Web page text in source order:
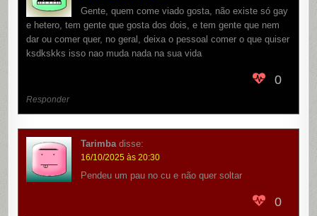
Gente, quem come viado gosta, não existe só gay
e hetero, tem gente que gosta dos dois, e tem gente que nem
dar ou comer quer, no geral, deixa o pessoal comer o que quiser
ksdkskks isso nao muda nada na sua vida
0
Responder
Tarimba disse:
16/10/2025 às 20:30
Pendeu um pau no cu e não quer soltar
0